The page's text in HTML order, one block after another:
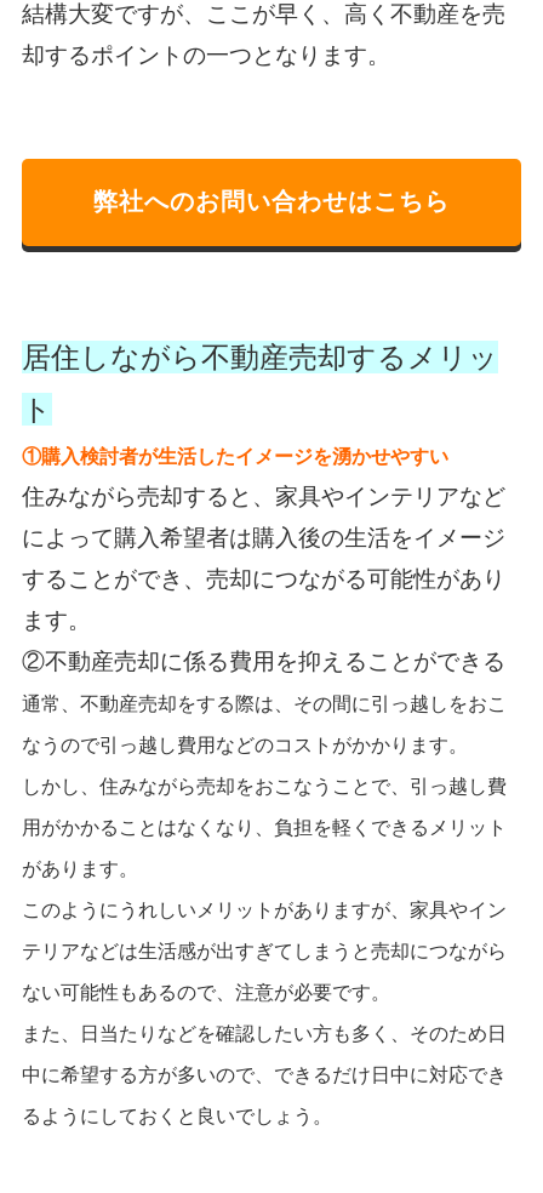
結構大変ですが、ここが早く、高く不動産を売
却するポイントの一つとなります。
弊社へのお問い合わせはこちら
居住しながら不動産売却するメリッ
ト
①購入検討者が生活したイメージを湧かせやすい
住みながら売却すると、家具やインテリアなど
によって購入希望者は購入後の生活をイメージ
することができ、売却につながる可能性があり
ます。
②不動産売却に係る費用を抑えることができる
通常、不動産売却をする際は、その間に引っ越しをおこ
なうので引っ越し費用などのコストがかかります。
しかし、住みながら売却をおこなうことで、引っ越し費
用がかかることはなくなり、負担を軽くできるメリット
があります。
このようにうれしいメリットがありますが、家具やイン
テリアなどは生活感が出すぎてしまうと売却につながら
ない可能性もあるので、注意が必要です。
また、日当たりなどを確認したい方も多く、そのため日
中に希望する方が多いので、できるだけ日中に対応でき
るようにしておくと良いでしょう。